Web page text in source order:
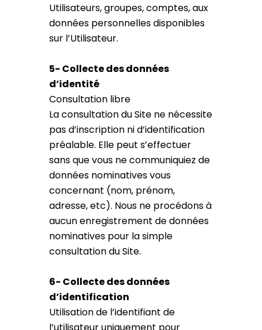
Utilisateurs, groupes, comptes, aux
données personnelles disponibles
sur l’Utilisateur.
5- Collecte des données
d’identité
Consultation libre
La consultation du Site ne nécessite
pas d’inscription ni d’identification
préalable. Elle peut s’effectuer
sans que vous ne communiquiez de
données nominatives vous
concernant (nom, prénom,
adresse, etc). Nous ne procédons à
aucun enregistrement de données
nominatives pour la simple
consultation du Site.
6- Collecte des données
d’identification
Utilisation de l’identifiant de
l’utilisateur uniquement pour